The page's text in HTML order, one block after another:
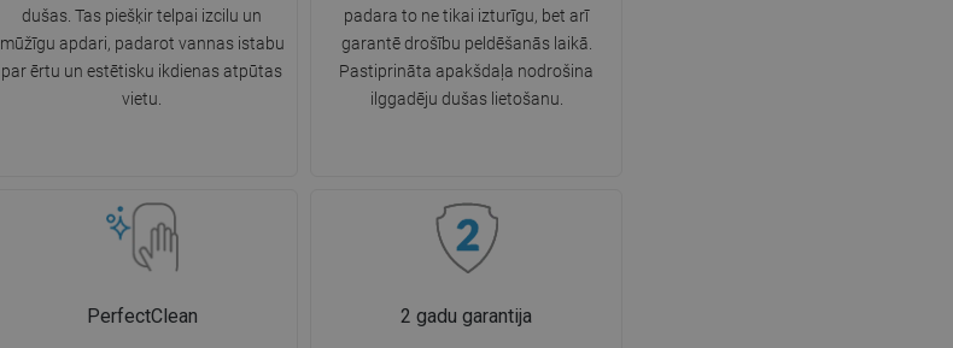
dušas. Tas piešķir telpai izcilu un
mūžīgu apdari, padarot vannas istabu
par ērtu un estētisku ikdienas atpūtas
vietu.
padara to ne tikai izturīgu, bet arī
garantē drošību peldēšanās laikā.
Pastiprināta apakšdaļa nodrošina
ilggadēju dušas lietošanu.
PerfectClean 2 gadu garantija